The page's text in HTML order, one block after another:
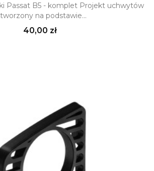
Passat B5 - komplet Projekt uchwytów
na podstawie...
Cena
40,00 zł